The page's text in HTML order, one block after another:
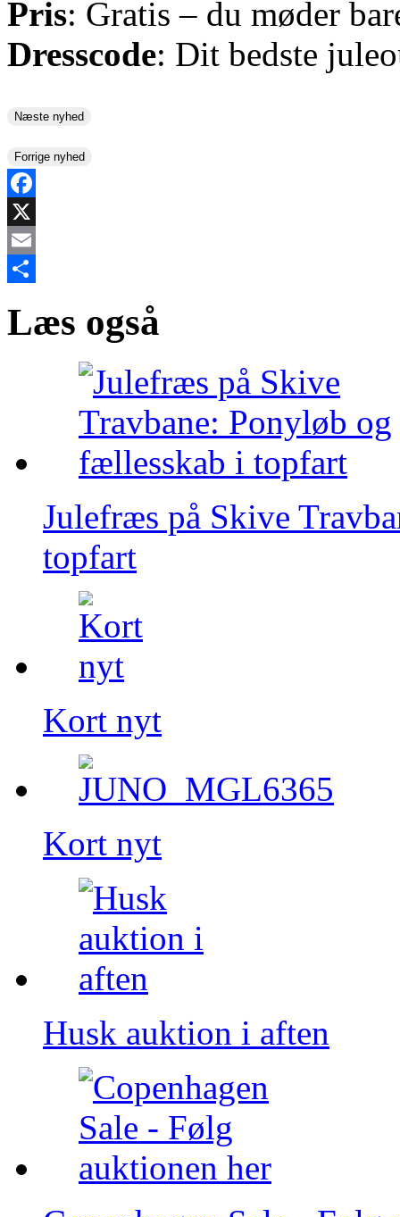
Pris: Gratis – du møder
Dresscode: Dit bedste
Næste nyhed
Forrige nyhed
Facebook
X
Email
Læs også
Julefræs på Skive
topfart
Kort nyt
Kort nyt
Husk auktion i aften